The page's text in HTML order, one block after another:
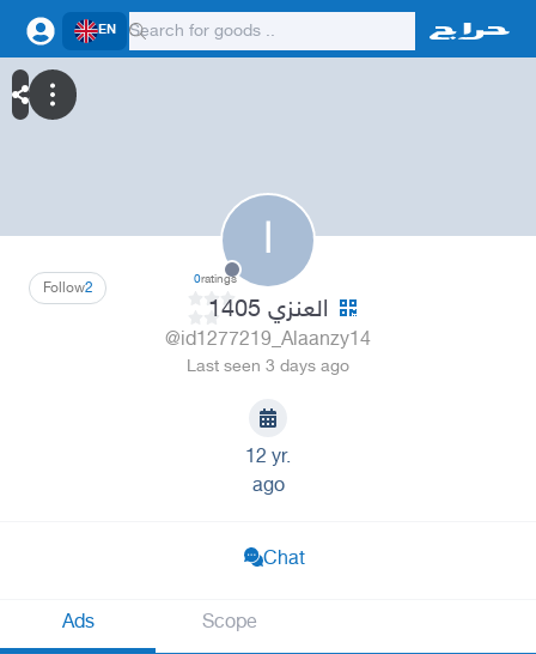
EN
ا
2
Follow 0ratings
العنزي 1405
@id1277219_Alaanzy14
Last seen 3 days ago
12 yr.
ago
Chat
Ads Scope